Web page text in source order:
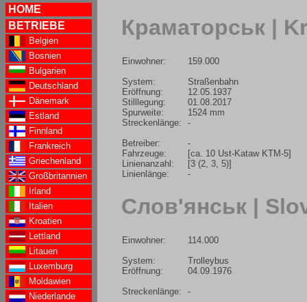
HOME
BETRIEBE
Belgien
Bosnien
Bulgarien
Deutschland
Dänemark
Estland
Finnland
Frankreich
Griechenland
Großbritannien
Irland
Italien
Kroatien
Lettland
Litauen
Luxemburg
Moldawien
Niederlande
Краматорськ |
Einwohner:
System:
Eröffnung:
Stilllegung:
Spurweite:
Streckenlänge:
Betreiber:
Fahrzeuge:
Linienanzahl:
Linienlänge:
159.000
Straßenbahn
12.05.1937
01.08.2017
1524 mm
-
-
[ca. 10 Ust-Kataw KTM-5]
[3 (2, 3, 5)]
-
Слов'янськ |
Einwohner:
System:
Eröffnung:
Streckenlänge:
114.000
Trolleybus
04.09.1976
-